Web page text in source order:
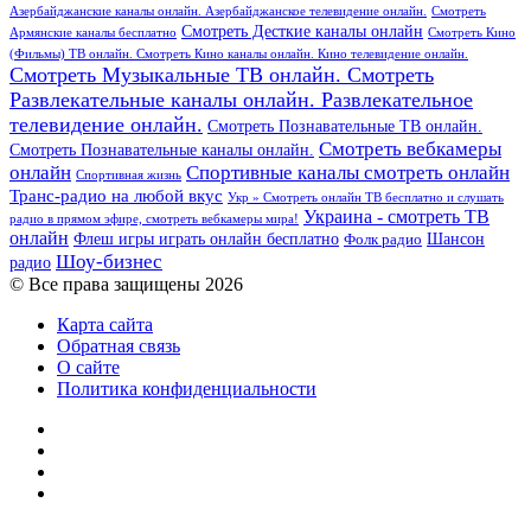
Азербайджанские каналы онлайн. Азербайджанское телевидение онлайн. Смотреть
Армянские каналы бесплатно Смотреть Десткие каналы онлайн Смотреть Кино
(Фильмы) ТВ онлайн. Смотреть Кино каналы онлайн. Кино телевидение онлайн.
Смотреть Музыкальные ТВ онлайн. Смотреть
Развлекательные каналы онлайн. Развлекательное
телевидение онлайн. Смотреть Познавательные ТВ онлайн.
Смотреть Познавательные каналы онлайн. Смотреть вебкамеры
онлайн Спортивная жизнь Спортивные каналы смотреть онлайн
Транс-радио на любой вкус Укр » Смотреть онлайн ТВ бесплатно и слушать
радио в прямом эфире, смотреть вебкамеры мира! Украина - смотреть ТВ
онлайн Флеш игры играть онлайн бесплатно Фолк радио Шансон
радио Шоу-бизнес
© Все права защищены 2026
Карта сайта
Обратная связь
О сайте
Политика конфиденциальности